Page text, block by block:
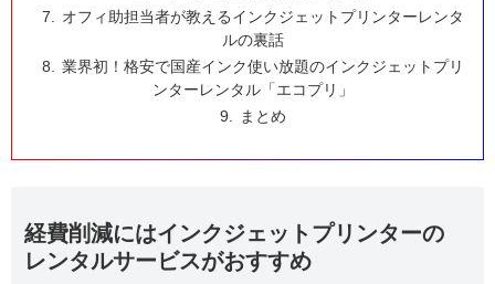
オフィ助担当者が教えるインクジェットプリンターレンタ
ルの裏話
業界初！格安で国産インク使い放題のインクジェットプリ
ンターレンタル「エコプリ」
まとめ
経費削減にはインクジェットプリンターの
レンタルサービスがおすすめ